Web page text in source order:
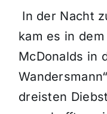
Gewinnspiele
In der Nacht
kam es in
McDonalds in
dreisten